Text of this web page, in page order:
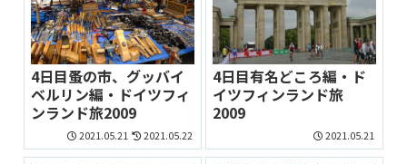
4日目蚤の市、グッバイ
ベルリン編・ドイツフィ
ンランド旅2009
2021.05.21 2021.05.22
4日目有名どころ編・ド
イツフィンランド旅
2009
2021.05.21